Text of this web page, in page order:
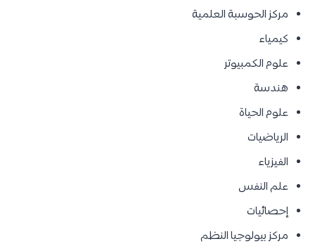
مركز الحوسبة العلمية
كيمياء
علوم الكمبيوتر
هندسة
علوم الحياة
الرياضيات
الفيزياء
علم النفس
إحصائيات
مركز بيولوجيا النظم